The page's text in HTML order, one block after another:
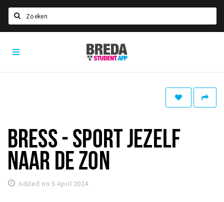
HOME
Student council
Student routes
New in town? Check FAQ!
Breda
Student
BRESS - SPORT JEZELF
NAAR DE ZON
Added on 5 April 2024